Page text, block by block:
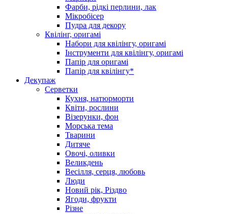
Фарби, рідкі перлини, лак
Мікробісер
Пудра для декору
Квілінг, оригамі
Набори для квілінгу, оригамі
Інструменти для квілінгу, оригамі
Папір для оригамі
Папір для квілінгу*
Декупаж
Серветки
Кухня, натюрморти
Квіти, рослини
Візерунки, фон
Морська тема
Тварини
Дитяче
Овочі, оливки
Великдень
Весілля, серця, любовь
Люди
Новий рік, Різдво
Ягоди, фрукти
Різне